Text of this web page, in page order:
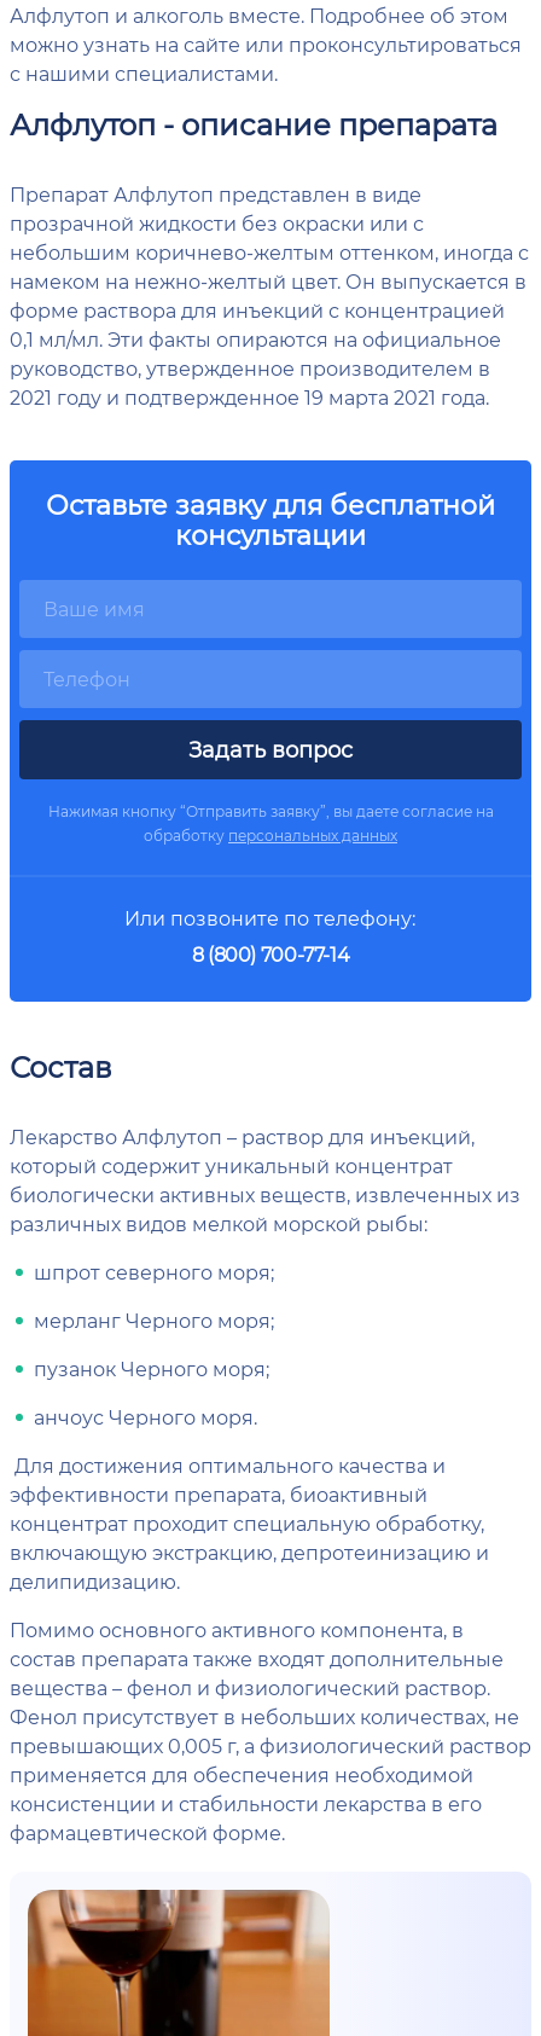
Алфлутоп и алкоголь вместе. Подробнее об этом
можно узнать на сайте или проконсультироваться
с нашими специалистами.
Алфлутоп - описание препарата
Препарат Алфлутоп представлен в виде
прозрачной жидкости без окраски или с
небольшим коричнево-желтым оттенком, иногда с
намеком на нежно-желтый цвет. Он выпускается в
форме раствора для инъекций с концентрацией
0,1 мл/мл. Эти факты опираются на официальное
руководство, утвержденное производителем в
2021 году и подтвержденное 19 марта 2021 года.
Оставьте заявку для бесплатной
консультации
Задать вопрос
Нажимая кнопку “Отправить заявку”, вы даете согласие на
обработку персональных данных
Или позвоните по телефону:
8 (800) 700-77-14
Состав
Лекарство Алфлутоп – раствор для инъекций,
который содержит уникальный концентрат
биологически активных веществ, извлеченных из
различных видов мелкой морской рыбы:
шпрот северного моря;
мерланг Черного моря;
пузанок Черного моря;
анчоус Черного моря.
Для достижения оптимального качества и
эффективности препарата, биоактивный
концентрат проходит специальную обработку,
включающую экстракцию, депротеинизацию и
делипидизацию.
Помимо основного активного компонента, в
состав препарата также входят дополнительные
вещества – фенол и физиологический раствор.
Фенол присутствует в небольших количествах, не
превышающих 0,005 г, а физиологический раствор
применяется для обеспечения необходимой
консистенции и стабильности лекарства в его
фармацевтической форме.